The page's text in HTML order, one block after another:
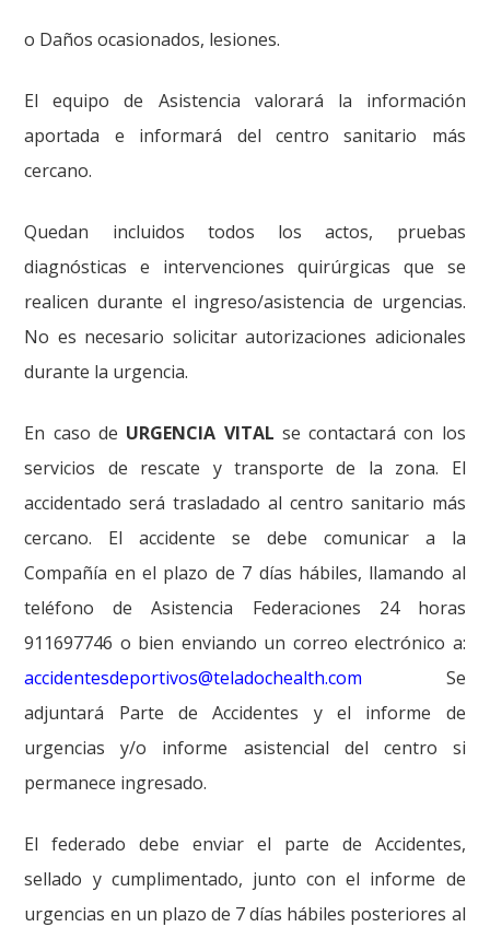
o Daños ocasionados, lesiones.
El equipo de Asistencia valorará la información
aportada e informará del centro sanitario más
cercano.
Quedan incluidos todos los actos, pruebas
diagnósticas e intervenciones quirúrgicas que se
realicen durante el ingreso/asistencia de urgencias.
No es necesario solicitar autorizaciones adicionales
durante la urgencia.
En caso de URGENCIA VITAL se contactará con los
servicios de rescate y transporte de la zona. El
accidentado será trasladado al centro sanitario más
cercano. El accidente se debe comunicar a la
Compañía en el plazo de 7 días hábiles, llamando al
teléfono de Asistencia Federaciones 24 horas
911697746 o bien enviando un correo electrónico a:
accidentesdeportivos@teladochealth.com Se
adjuntará Parte de Accidentes y el informe de
urgencias y/o informe asistencial del centro si
permanece ingresado.
El federado debe enviar el parte de Accidentes,
sellado y cumplimentado, junto con el informe de
urgencias en un plazo de 7 días hábiles posteriores al